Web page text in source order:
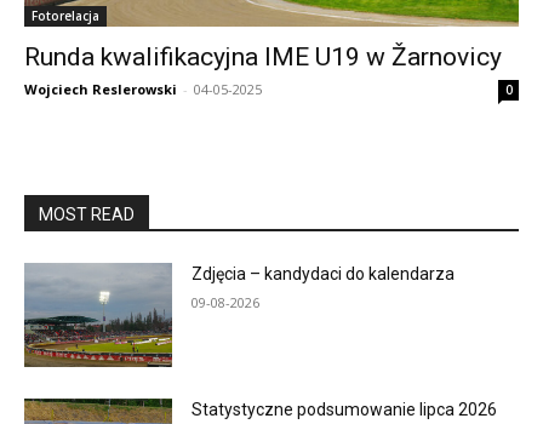
Fotorelacja
Runda kwalifikacyjna IME U19 w Žarnovicy
Wojciech Reslerowski - 04-05-2025 0
MOST READ
Zdjęcia – kandydaci do kalendarza
09-08-2026
Statystyczne podsumowanie lipca 2026